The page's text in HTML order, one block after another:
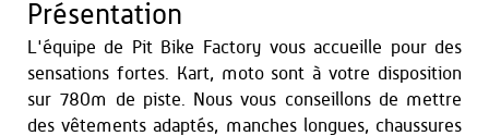
Présentation
L'équipe de Pit Bike Factory vous accueille pour des
sensations fortes. Kart, moto sont à votre disposition
sur 780m de piste. Nous vous conseillons de mettre
des vêtements adaptés, manches longues, chaussures